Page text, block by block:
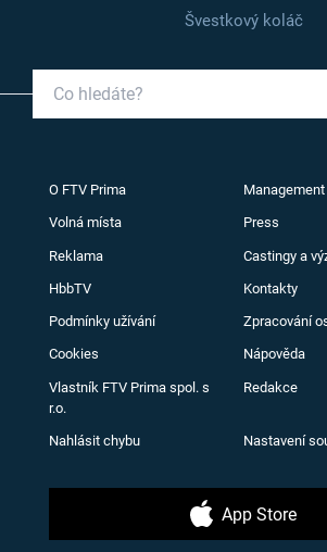
Švestkový koláč
O FTV Prima Management
Volná místa Press
Reklama Castingy a
HbbTV Kontakty
Podmínky užívání Zpracování
Cookies Nápověda
Vlastník FTV Prima spol. s
r.o.
Redakce
Nahlásit chybu Nastavení
App Store